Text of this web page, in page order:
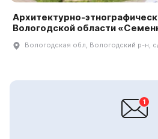
Архитектурно-
Вологодской области
Вологодская обл, Вологодский р-н,